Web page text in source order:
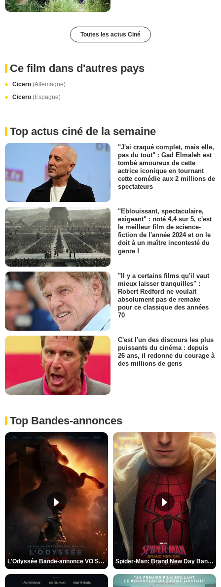
Toutes les actus Ciné
Ce film dans d'autres pays
Cicero (Allemagne)
Cicero (Espagne)
Top actus ciné de la semaine
"J'ai craqué complet, mais elle,
pas du tout" : Gad Elmaleh est
tombé amoureux de cette
actrice iconique en tournant
cette comédie aux 2 millions de
spectateurs
"Eblouissant, spectaculaire,
exigeant" : noté 4,4 sur 5, c'est
le meilleur film de science-
fiction de l'année 2024 et on le
doit à un maître incontesté du
genre !
"Il y a certains films qu'il vaut
mieux laisser tranquilles" :
Robert Redford ne voulait
absolument pas de remake
pour ce classique des années
70
C'est l'un des discours les plus
puissants du cinéma : depuis
26 ans, il redonne du courage à
des millions de gens
Top Bandes-annonces
L'Odyssée Bande-annonce VO STFR Spider-Man: Brand New Day Bande-annonce VO STFR